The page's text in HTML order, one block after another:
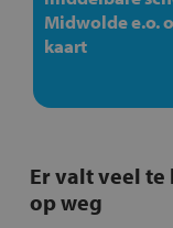
Midwolde e.o.
kaart
Er valt veel
op weg